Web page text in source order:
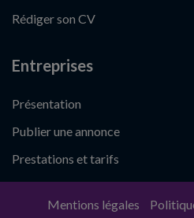
Rédiger son CV
Entreprises
Présentation
Publier une annonce
Prestations et tarifs
Mentions légales